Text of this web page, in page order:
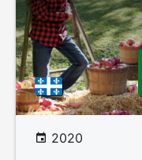
2020